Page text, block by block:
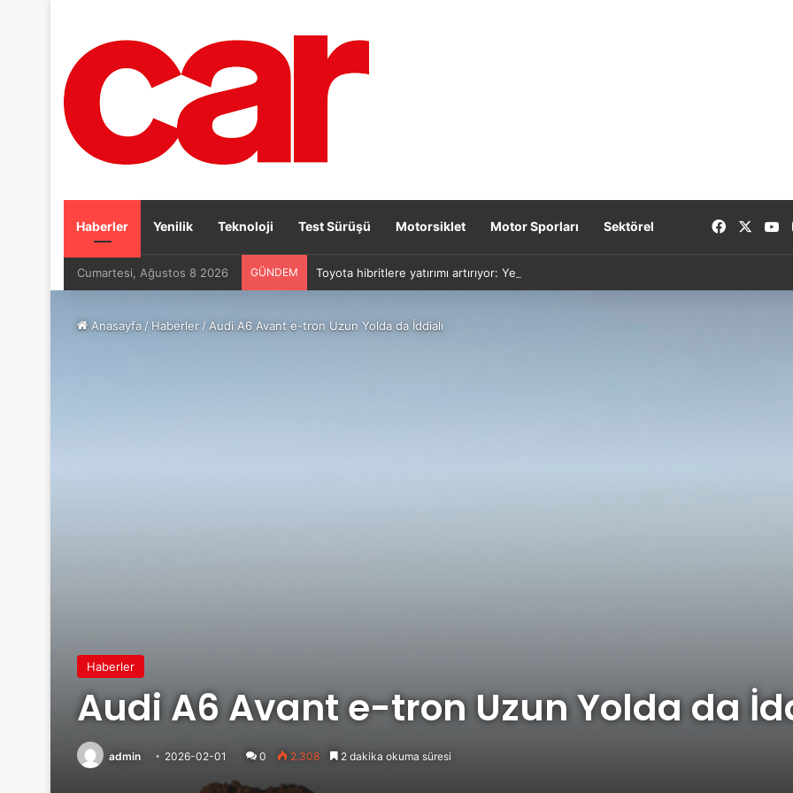
Haberler Yenilik Teknoloji Test Sürüşü Motorsiklet Motor Sporları Sektörel Facebook
Cumartesi, Ağustos 8 2026 GÜNDEM Toyota hibritlere yatırımı artırıyor: Yeni nesil bataryalar 2027’de geliyor
Anasayfa /Haberler / Audi A6 Avant e-tron Uzun Yolda da İddialı
Haberler
Audi A6 Avant e-tron Uzun Yolda da
admin 2026-02-01 0 2.308 2 dakika okuma süresi